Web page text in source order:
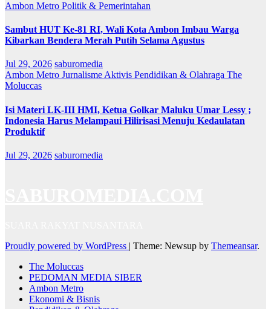
Ambon Metro Politik & Pemerintahan
Sambut HUT Ke-81 RI, Wali Kota Ambon Imbau Warga
Kibarkan Bendera Merah Putih Selama Agustus
Jul 29, 2026 saburomedia
Ambon Metro Jurnalisme Aktivis Pendidikan & Olahraga The
Moluccas
Isi Materi LK-III HMI, Ketua Golkar Maluku Umar Lessy ;
Indonesia Harus Melampaui Hilirisasi Menuju Kedaulatan
Produktif
Jul 29, 2026 saburomedia
Proudly powered by WordPress | Theme: Newsup by Themeansar.
The Moluccas
PEDOMAN MEDIA SIBER
Ambon Metro
Ekonomi & Bisnis